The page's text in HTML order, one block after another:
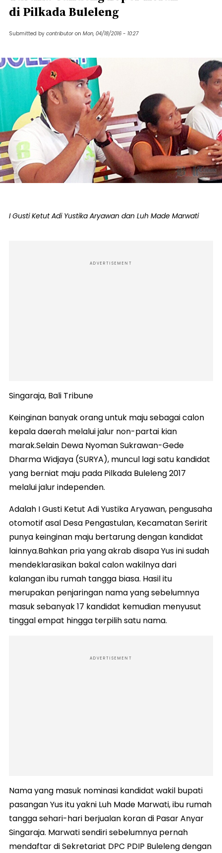
di Pilkada Buleleng
Submitted by contributor on Mon, 04/18/2016 - 10:27
I Gusti Ketut Adi Yustika Aryawan dan Luh Made Marwati
ADVERTISEMENT
Singaraja, Bali Tribune
Keinginan banyak orang untuk maju sebagai calon
kepala daerah melalui jalur non-partai kian
marak.Selain Dewa Nyoman Sukrawan-Gede
Dharma Widjaya (SURYA), muncul lagi satu kandidat
yang berniat maju pada Pilkada Buleleng 2017
melalui jalur independen.
Adalah I Gusti Ketut Adi Yustika Aryawan, pengusaha
otomotif asal Desa Pengastulan, Kecamatan Seririt
punya keinginan maju bertarung dengan kandidat
lainnya.Bahkan pria yang akrab disapa Yus ini sudah
mendeklarasikan bakal calon wakilnya dari
kalangan ibu rumah tangga biasa. Hasil itu
merupakan penjaringan nama yang sebelumnya
masuk sebanyak 17 kandidat kemudian menyusut
tinggal empat hingga terpilih satu nama.
ADVERTISEMENT
Nama yang masuk nominasi kandidat wakil bupati
pasangan Yus itu yakni Luh Made Marwati, ibu rumah
tangga sehari-hari berjualan koran di Pasar Anyar
Singaraja. Marwati sendiri sebelumnya pernah
mendaftar di Sekretariat DPC PDIP Buleleng dengan